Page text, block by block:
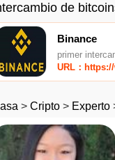
de
Binance
primer
URL：
> Cripto > Experto